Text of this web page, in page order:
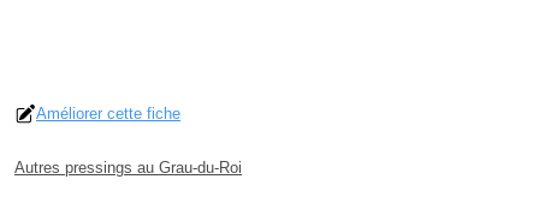
Améliorer cette fiche
Autres pressings au Grau-du-Roi